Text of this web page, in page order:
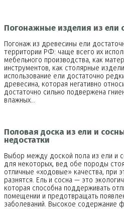
Погонажные изделия из ели
Погонаж из древесины ели
территории РФ: чаще всего их
мебельного производства, как
инструментов, как столярные
использование ели достаточно
древесина, которая негативно
достаточно сильно подвержена
влажных…
Половая доска из ели и
недостатки
Выбор между доской пола из ели и
для некоторых, вед обе породы
отличные «ходовые» качества, при
разнятся. Ель и сосна — это
которая способна поддерживать
помещении и предотвращать
заболеваний. Высокое содержание